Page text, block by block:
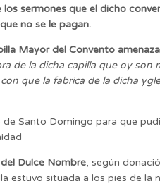
sermones que el dicho
no se le pagan.
Mayor del Convento
de la dicha capilla que oy son
que la fabrica de la dicha
Santo Domingo para que
Dulce Nombre, según
estuvo situada a los pies de la